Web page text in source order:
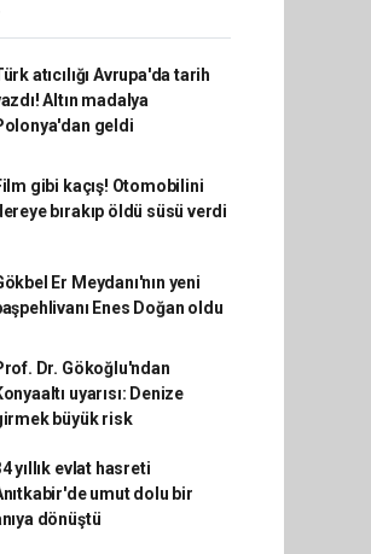
atıcılığı Avrupa'da tarih
Altın madalya
geldi
gibi kaçış! Otomobilini
bırakıp öldü süsü verdi
Er Meydanı'nın yeni
Enes Doğan oldu
Dr. Gökoğlu'ndan
uyarısı: Denize
büyük risk
yıllık evlat hasreti
umut dolu bir
dönüştü